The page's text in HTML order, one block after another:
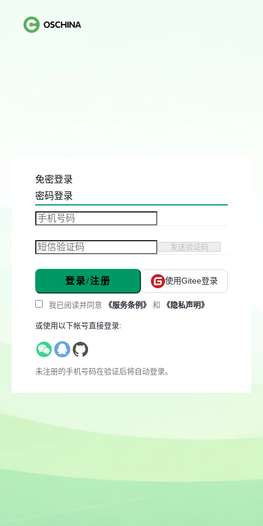
免密登录
密码登录
发送验证码
登录/注册 使用Gitee登录
我已阅读并同意 《服务条例》 和 《隐私声明》
或使用以下帐号直接登录:
未注册的手机号码在验证后将自动登录。